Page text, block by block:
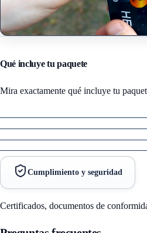
Qué incluye tu paquete
Mira exactamente qué incluye tu
Cumplimiento y seguridad
Certificados, documentos de